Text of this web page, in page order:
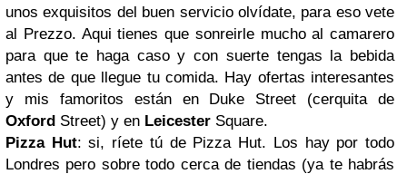
unos exquisitos del buen servicio olvídate, para eso vete
al Prezzo. Aqui tienes que sonreirle mucho al camarero
para que te haga caso y con suerte tengas la bebida
antes de que llegue tu comida. Hay ofertas interesantes
y mis famoritos están en Duke Street (cerquita de
Oxford Street) y en Leicester Square.
Pizza Hut: si, ríete tú de Pizza Hut. Los hay por todo
Londres pero sobre todo cerca de tiendas (ya te habrás